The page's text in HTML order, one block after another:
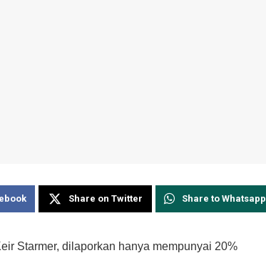
Share on Twitter Share to Whatsapp
Starmer, dilaporkan hanya mempunyai 20%